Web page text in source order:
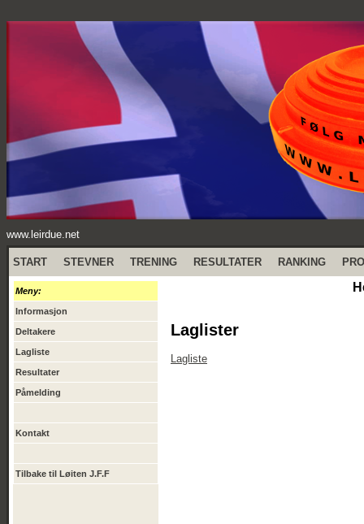
www.leirdue.net
START STEVNER TRENING RESULTATER RANKING
Meny:
Informasjon
Deltakere
Lagliste
Resultater
Påmelding
Kontakt
Tilbake til Løiten J.F.F
Laglister
Lagliste